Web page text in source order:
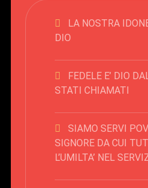
LA NOSTRA
DIO
FEDELE E’ DIO
STATI CHIAMATI
SIAMO SERVI
SIGNORE DA CUI
L’UMILTA’ NEL